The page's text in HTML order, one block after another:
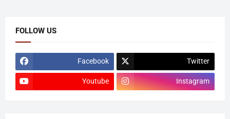
FOLLOW US
Facebook Twitter
Youtube Instagram